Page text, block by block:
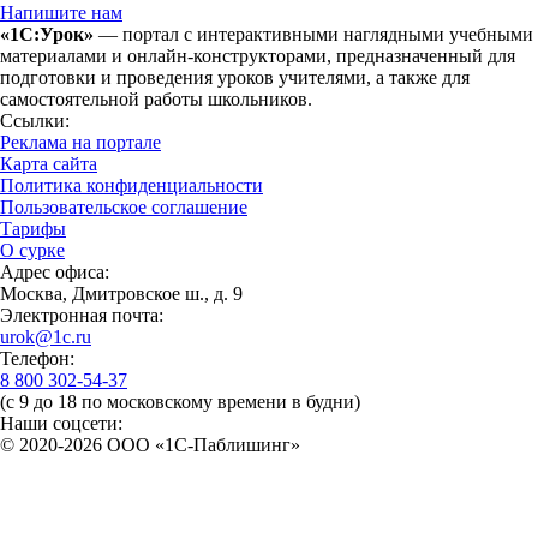
Напишите нам
«1С:Урок» — портал с интерактивными наглядными учебными
материалами и онлайн-конструкторами, предназначенный для
подготовки и проведения уроков учителями, а также для
самостоятельной работы школьников.
Ссылки:
Реклама на портале
Карта сайта
Политика конфиденциальности
Пользовательское соглашение
Тарифы
О сурке
Адрес офиса:
Москва, Дмитровское ш., д. 9
Электронная почта:
urok@1c.ru
Телефон:
8 800 302-54-37
(с 9 до 18 по московскому времени в будни)
Наши соцсети:
© 2020-2026 OOO «1С-Паблишинг»